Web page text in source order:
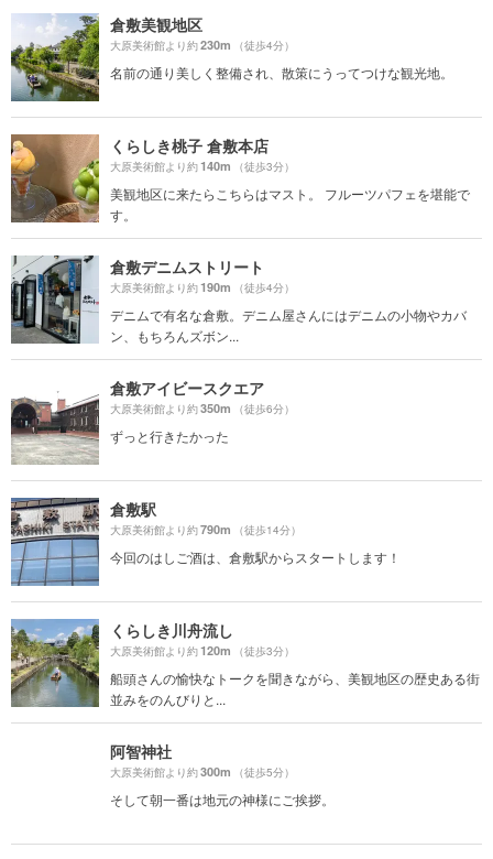
倉敷美観地区
大原美術館より約230m （徒歩4分）
名前の通り美しく整備され、散策にうってつけな観光地。
くらしき桃子 倉敷本店
大原美術館より約140m （徒歩3分）
美観地区に来たらこちらはマスト。 フルーツパフェを堪能で
す。
倉敷デニムストリート
大原美術館より約190m （徒歩4分）
デニムで有名な倉敷。デニム屋さんにはデニムの小物やカバ
ン、もちろんズボン...
倉敷アイビースクエア
大原美術館より約350m （徒歩6分）
ずっと行きたかった
倉敷駅
大原美術館より約790m （徒歩14分）
今回のはしご酒は、倉敷駅からスタートします！
くらしき川舟流し
大原美術館より約120m （徒歩3分）
船頭さんの愉快なトークを聞きながら、美観地区の歴史ある街
並みをのんびりと...
阿智神社
大原美術館より約300m （徒歩5分）
そして朝一番は地元の神様にご挨拶。